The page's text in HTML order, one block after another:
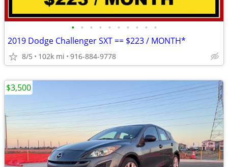
• • • • • • • • • •
2019 Dodge Challenger SXT == $223 / MONTH*
8/5 102k mi 916-884-9778
$3,500